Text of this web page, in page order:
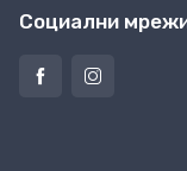
Социални